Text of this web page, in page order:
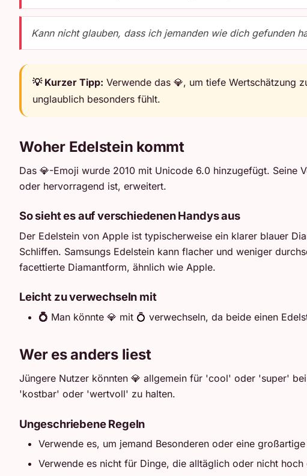
Kann nicht glauben, dass ich jemanden wie dich gefunden
💡 Kurzer Tipp: Verwende das 💎, um tiefe Wertschätzung
unglaublich besonders fühlt.
Woher Edelstein kommt
Das 💎-Emoji wurde 2010 mit Unicode 6.0 hinzugefügt. Seine
oder hervorragend ist, erweitert.
So sieht es auf verschiedenen Handys aus
Der Edelstein von Apple ist typischerweise ein klarer blauer
Schliffen. Samsungs Edelstein kann flacher und weniger
facettierte Diamantform, ähnlich wie Apple.
Leicht zu verwechseln mit
💍 Man könnte 💎 mit 💍 verwechseln, da beide einen
Wer es anders liest
Jüngere Nutzer könnten 💎 allgemein für 'cool' oder 'super'
'kostbar' oder 'wertvoll' zu halten.
Ungeschriebene Regeln
Verwende es, um jemand Besonderen oder eine
Verwende es nicht für Dinge, die alltäglich oder nicht hoch